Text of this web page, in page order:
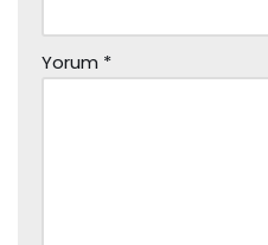
Yorum *